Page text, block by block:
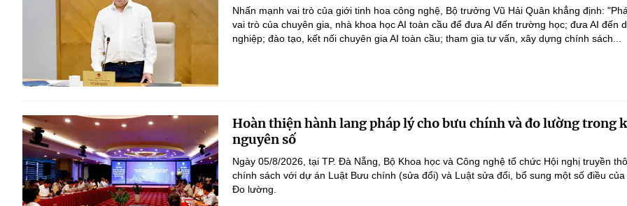
Nhấn mạnh vai trò của giới tinh hoa công nghệ, Bộ trưởng Vũ Hải Quân khẳng định:
vai trò của chuyên gia, nhà khoa học AI toàn cầu để đưa AI đến trường học; đưa AI đến
nghiệp; đào tạo, kết nối chuyên gia AI toàn cầu; tham gia tư vấn, xây dựng chính sách...
Hoàn thiện hành lang pháp lý cho bưu chính và đo lường trong
nguyên số
Ngày 05/8/2026, tại TP. Đà Nẵng, Bộ Khoa học và Công nghệ tổ chức Hội nghị truyền
chính sách với dự án Luật Bưu chính (sửa đổi) và Luật sửa đổi, bổ sung một số điều của
Đo lường.